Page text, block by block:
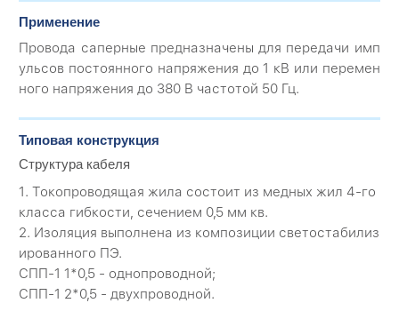
Применение
Провода саперные предназначены для передачи имп
ульсов постоянного напряжения до 1 кВ или перемен
ного напряжения до 380 В частотой 50 Гц.
Типовая конструкция
Структура кабеля
1. Токопроводящая жила состоит из медных жил 4-го
класса гибкости, сечением 0,5 мм кв.
2. Изоляция выполнена из композиции светостабилиз
ированного ПЭ.
СПП-1 1*0,5 - однопроводной;
СПП-1 2*0,5 - двухпроводной.